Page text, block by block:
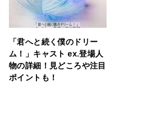
「君へと続く僕のドリー
ム！」キャスト ex.登場人
物の詳細！見どころや注目
ポイントも！